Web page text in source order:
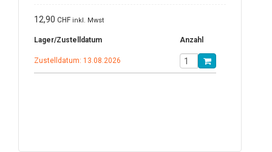
12,90 CHF inkl. Mwst
Lager/Zustelldatum Anzahl
Zustelldatum: 13.08.2026